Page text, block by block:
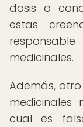
dosis o
estas
medicinales.
Además,
medicinales
cual es